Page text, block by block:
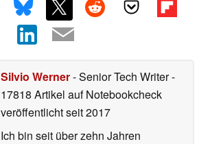
Silvio Werner- Senior Tech Writer-
17818 Artikel auf Notebookcheck
veröffentlichtseit 2017
Ich bin seit über zehn Jahren